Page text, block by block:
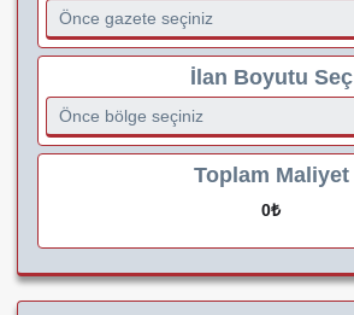
İlan Boyutu Seç
Toplam Maliyet
0₺